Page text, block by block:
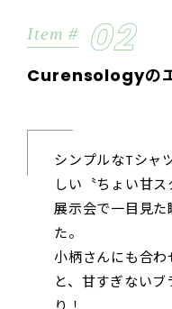
Item # 02
Curensologyのエ
シンプルなTシャ
しい〝ちょい甘ス
展示会で一目見
た。
小柄さんにも合
と、甘すぎない